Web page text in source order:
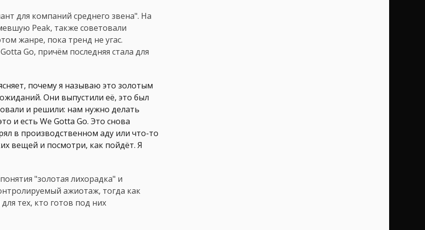
для компаний среднего звена". На
Peak, также советовали
жанре, пока тренд не угас.
Go, причём последняя стала для
почему я называю это золотым
Они выпустили её, это был
и решили: нам нужно делать
и есть We Gotta Go. Это снова
в производственном аду или что-то
вещей и посмотри, как пойдёт. Я
"золотая лихорадка" и
ажиотаж, тогда как
тех, кто готов под них